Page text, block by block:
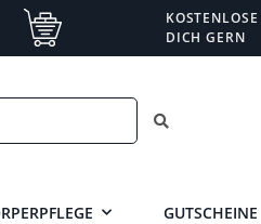
DICH GERN
GUTSCHEINE